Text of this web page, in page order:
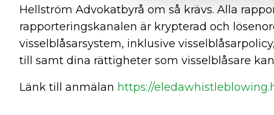
Hellström Advokatbyrå om så krävs. Alla
rapporteringskanalen är krypterad och
visselblåsarsystem, inklusive
till samt dina rättigheter som visselblåsare
Länk till anmälan https://